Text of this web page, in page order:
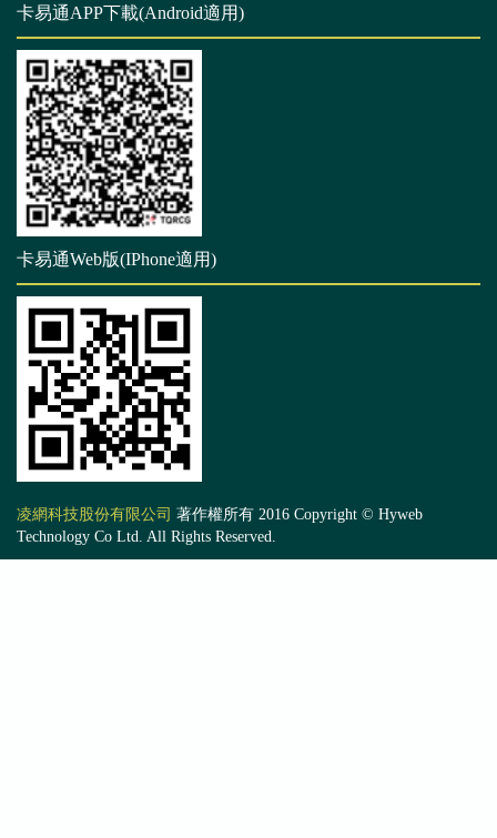
卡易通APP下載(Android適用)
卡易通Web版(IPhone適用)
凌網科技股份有限公司 著作權所有 2016 Copyright © Hyweb
Technology Co Ltd. All Rights Reserved.